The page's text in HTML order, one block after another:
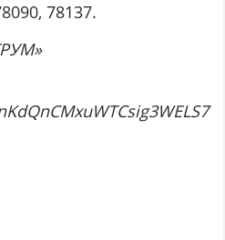
78137.
»